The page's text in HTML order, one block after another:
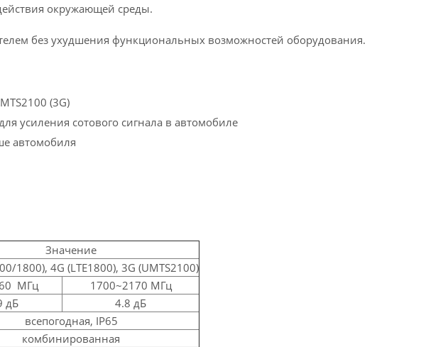
окружающей среды.
без ухудшения функциональных возможностей оборудования.
(3G)
усиления сотового сигнала в автомобиле
автомобиля
Значение
1800), 4G (LTE1800), 3G (UMTS2100)
МГц
1700~2170 МГц
дБ
4.8 дБ
всепогодная, IP65
комбинированная